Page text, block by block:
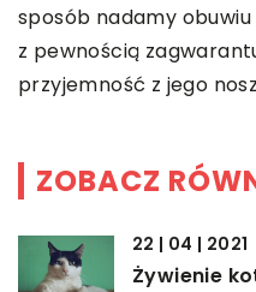
sposób nadamy obuwiu
z pewnością
przyjemność z jego
ZOBACZ
22 | 04 | 2021
Żywienie